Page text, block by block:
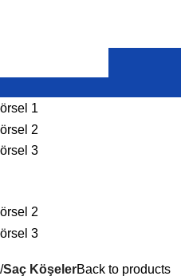
Saç KöşelerBack to products